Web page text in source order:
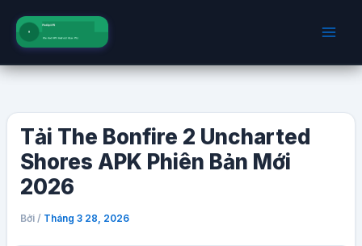
dung
Tải The Bonfire 2 Uncharted
Shores APK Phiên Bản Mới
2026
Bởi / Tháng 3 28, 2026